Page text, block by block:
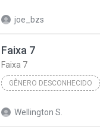
joe_bzs
Faixa 7
Faixa 7
GÊNERO DESCONHECIDO
Wellington S.